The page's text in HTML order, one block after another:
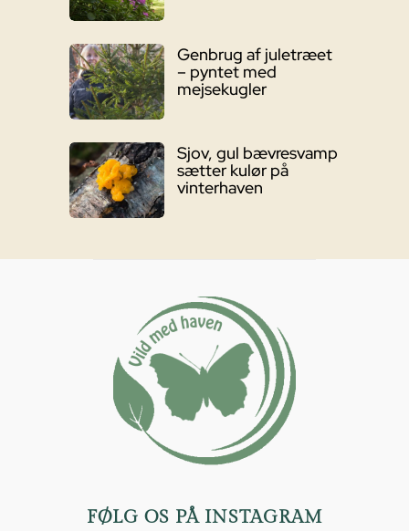
Genbrug af juletræet
– pyntet med
mejsekugler
Sjov, gul bævresvamp
sætter kulør på
vinterhaven
FØLG OS PÅ INSTAGRAM